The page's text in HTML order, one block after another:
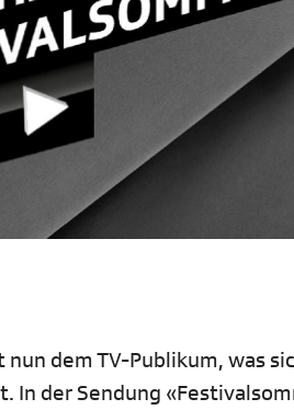
dem TV-Publikum, was
der Sendung